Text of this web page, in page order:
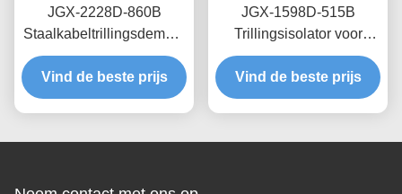
JGX-2228D-860B
Staalkabeltrillingsdemper
Snel Prototypen Snelle
Montage Aanpasbare
Schokdemper
Vind de beste prijs
JGX-1598D-515B
Trillingsisolator voor
draadtouw met
schaalbare laadcapaciteit
en structuurgebaseerde
Vind de beste prijs